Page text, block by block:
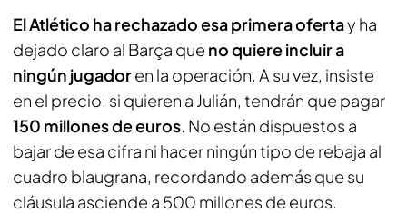
El Atlético ha rechazado esa primera ofertay ha
dejado claro al Barça que no quiere incluir a
ningún jugadoren la operación. A su vez, insiste
en el precio: si quieren a Julián, tendrán que pagar
150 millones de euros. No están dispuestos a
bajar de esa cifra ni hacer ningún tipo de rebaja al
cuadro blaugrana, recordando además que su
cláusula asciende a 500 millones de euros.